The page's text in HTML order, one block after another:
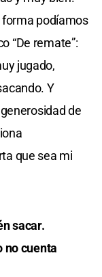
podíamos
“De remate”:
jugado,
Y
de
que sea mi
sacar.
no cuenta